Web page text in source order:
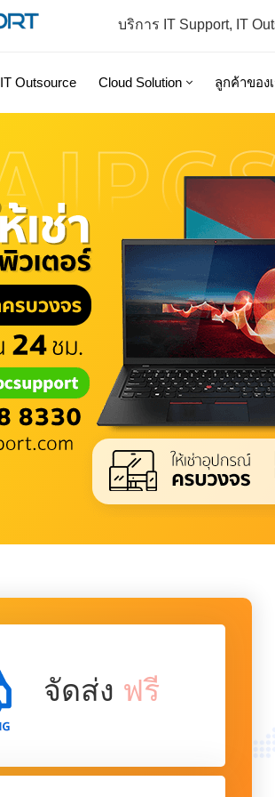
บริการ IT Support, IT
IT Outsource Cloud Solution ลูกค้าของ
จัดส่ง ฟรี